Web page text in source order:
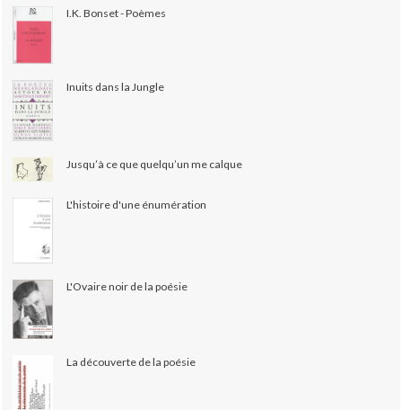
I.K. Bonset - Poèmes
Inuits dans la Jungle
Jusqu’à ce que quelqu’un me calque
L'histoire d'une énumération
L'Ovaire noir de la poésie
La découverte de la poésie